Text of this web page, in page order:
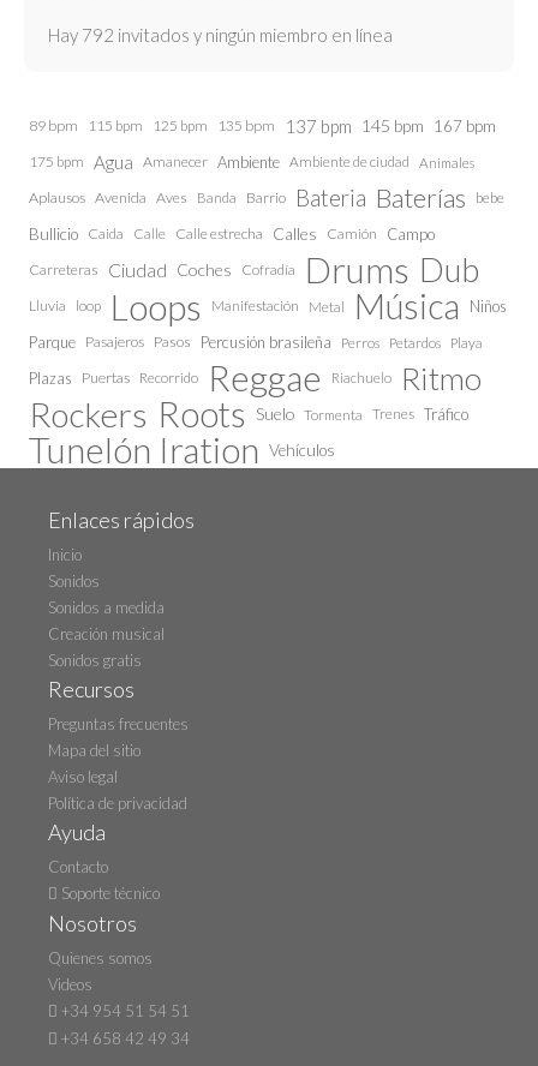
Hay 792 invitados y ningún miembro en línea
89 bpm 115 bpm 125 bpm 135 bpm 137 bpm 145 bpm 167 bpm
175 bpm Agua Amanecer Ambiente Ambiente de ciudad Animales
Aplausos Avenida Aves Banda Barrio Bateria Baterías bebe
Bullicio Caida Calle Calle estrecha Calles Camión Campo
Carreteras Ciudad Coches Cofradía Drums Dub
Lluvia loop Loops Manifestación Metal Música
Niños
Parque Pasajeros Pasos Percusión brasileña Perros Petardos Playa
Plazas Puertas Recorrido Reggae Riachuelo Ritmo
Rockers Roots Suelo Tormenta Trenes Tráfico
Tunelón Iration Vehículos
Enlaces rápidos
Inicio
Sonidos
Sonidos a medida
Creación musical
Sonidos gratis
Recursos
Preguntas frecuentes
Mapa del sitio
Aviso legal
Política de privacidad
Ayuda
Contacto
Soporte técnico
Nosotros
Quienes somos
Videos
+34 954 51 54 51
+34 658 42 49 34